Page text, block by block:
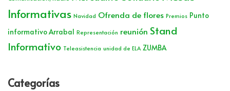
Informativas Navidad Ofrenda de flores Premios Punto
informativo Arrabal Representación reunión Stand
Informativo Teleasistencia unidad de ELA ZUMBA
Categorías